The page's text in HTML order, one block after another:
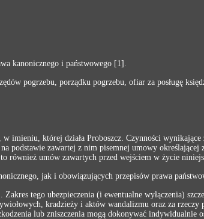
kanonicznego i państwowego [1].
pogrzebu, porządku pogrzebu, ofiar za posługę
imieniu, której działa Proboszcz. Czynności
podstawie zawartej z nim pisemnej umowy
również umów zawartych przed wejściem w życie
jak i obowiązujących przepisów prawa
tego ubezpieczenia (i ewentualne wyłączenia)
kradzieży i aktów wandalizmu oraz za
lub zniszczenia mogą dokonywać indywidualnie